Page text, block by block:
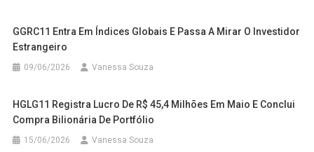
GGRC11 Entra Em Índices Globais E Passa A Mirar O Investidor
Estrangeiro
09/06/2026 Vanessa Souza
HGLG11 Registra Lucro De R$ 45,4 Milhões Em Maio E Conclui
Compra Bilionária De Portfólio
15/06/2026 Vanessa Souza